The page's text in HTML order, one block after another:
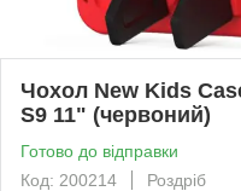
Чохол New Kids
S9 11" (червоний)
Готово до відправки
Код: 200214
Роздріб